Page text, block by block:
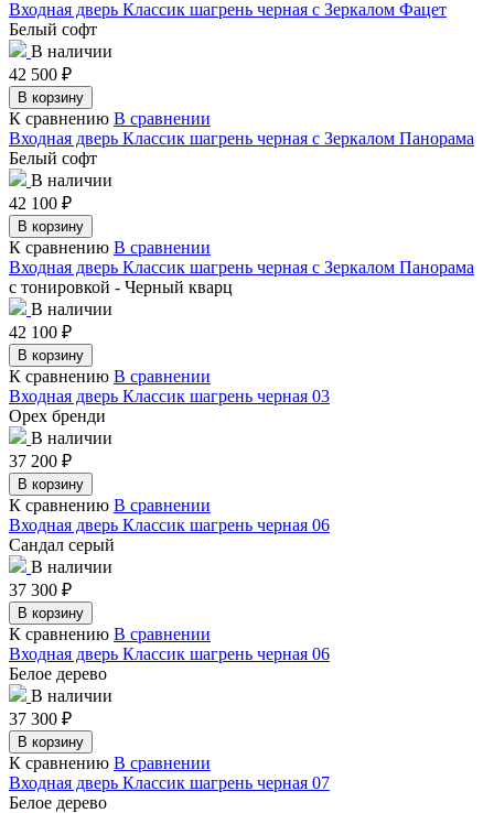
Входная дверь Классик шагрень черная с Зеркалом Фацет
Белый софт
В наличии
42 500 ₽
В корзину
К сравнению В сравнении
Входная дверь Классик шагрень черная с Зеркалом Панорама
Белый софт
В наличии
42 100 ₽
В корзину
К сравнению В сравнении
Входная дверь Классик шагрень черная с Зеркалом Панорама
с тонировкой - Черный кварц
В наличии
42 100 ₽
В корзину
К сравнению В сравнении
Входная дверь Классик шагрень черная 03
Орех бренди
В наличии
37 200 ₽
В корзину
К сравнению В сравнении
Входная дверь Классик шагрень черная 06
Сандал серый
В наличии
37 300 ₽
В корзину
К сравнению В сравнении
Входная дверь Классик шагрень черная 06
Белое дерево
В наличии
37 300 ₽
В корзину
К сравнению В сравнении
Входная дверь Классик шагрень черная 07
Белое дерево